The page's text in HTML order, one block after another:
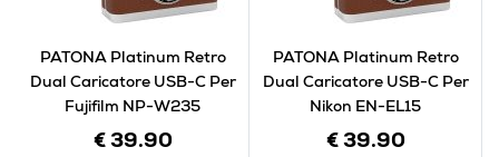
PATONA Platinum Retro
Dual Caricatore USB-C Per
Fujifilm NP-W235
€ 39.90
PATONA Platinum Retro
Dual Caricatore USB-C Per
Nikon EN-EL15
€ 39.90